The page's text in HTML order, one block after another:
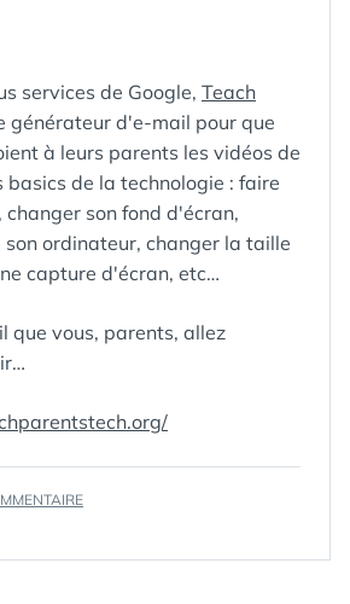
services de Google, Teach
générateur d'e-mail pour que
à leurs parents les vidéos de
de la technologie : faire
changer son fond d'écran,
ordinateur, changer la taille
capture d'écran, etc…
que vous, parents, allez
SUR
LES